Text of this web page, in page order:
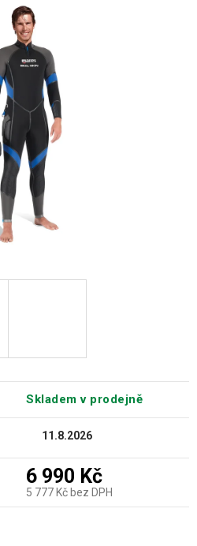
Skladem v prodejně
11.8.2026
6 990 Kč
5 777 Kč bez DPH